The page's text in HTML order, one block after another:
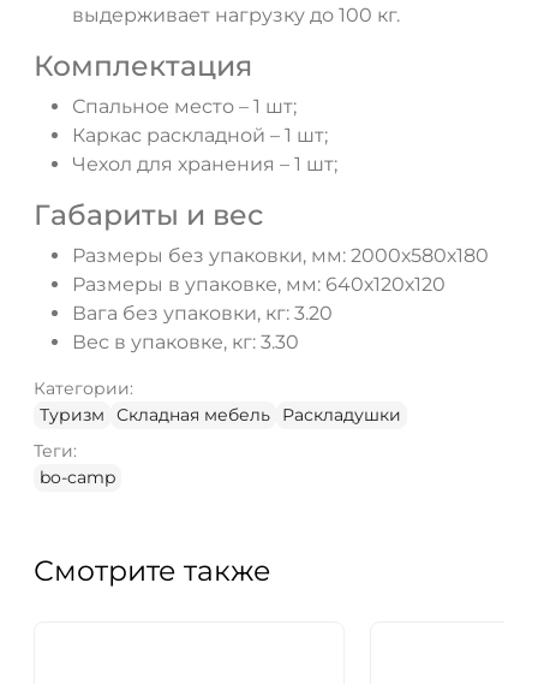
выдерживает нагрузку до 100 кг.
Комплектация
Спальное место – 1 шт;
Каркас раскладной – 1 шт;
Чехол для хранения – 1 шт;
Габариты и вес
Размеры без упаковки, мм: 2000х580х180
Размеры в упаковке, мм: 640х120х120
Вага без упаковки, кг: 3.20
Вес в упаковке, кг: 3.30
Категории:
Туризм
Складная мебель
Раскладушки
Теги:
bo-camp
Смотрите также